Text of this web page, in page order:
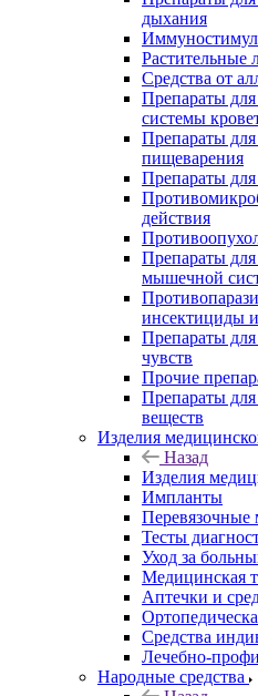
дыхания
Растительные
Средства от
Препараты
системы
Препараты для
пищеварения
Препараты
действия
Препараты для
мышечной
инсектициды
Препараты для
чувств
Прочие
Препараты
веществ
Изделия
Назад
Изделия
Импланты
Перевязочные
Тесты
Уход за
Медицинская
Аптечки и
Средства
Лечебно-
Народные средства